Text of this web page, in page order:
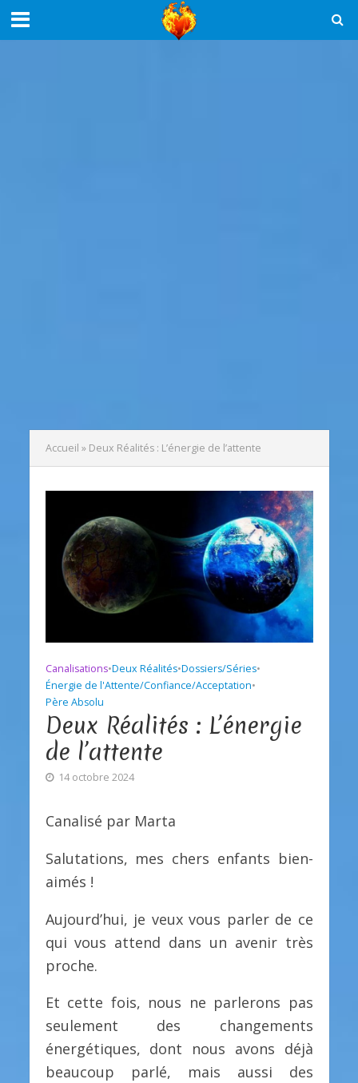
Accueil » Deux Réalités : L’énergie de l’attente
Canalisations•Deux Réalités•Dossiers/Séries•
Énergie de l'Attente/Confiance/Acceptation•
Père Absolu
Deux Réalités : L’énergie
de l’attente
14 octobre 2024
Canalisé par Marta
Salutations, mes chers enfants bien-
aimés !
Aujourd’hui, je veux vous parler de ce
qui vous attend dans un avenir très
proche.
Et cette fois, nous ne parlerons pas
seulement des changements
énergétiques, dont nous avons déjà
beaucoup parlé, mais aussi des